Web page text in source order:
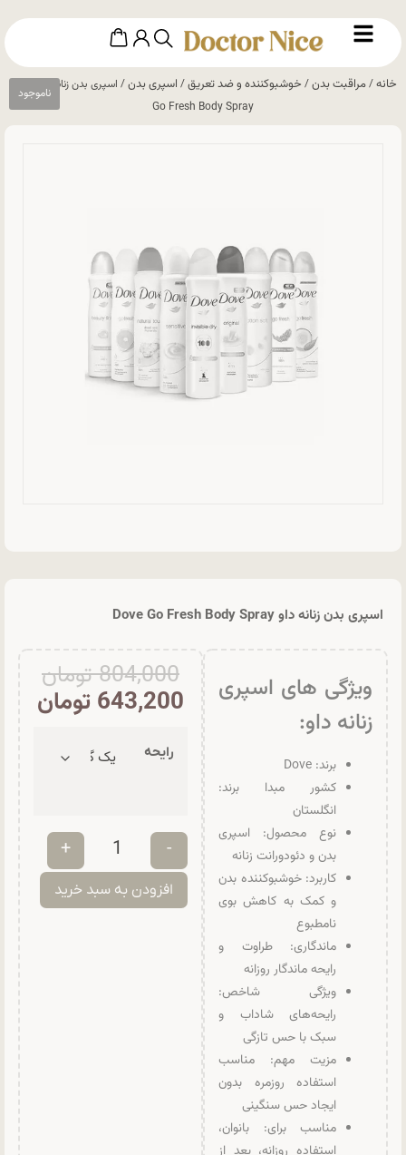
خانه/مراقبت بدن/ خوشبوکننده و ضد تعریق/ اسپری بدن
/ اسپری بدن زنانه داو Dove
Go Fresh Body Spray
اسپری بدن زنانه داو Dove Go Fresh Body Spray
ویژگی های اسپری
زنانه داو:
برند: Dove
کشور مبدا برند:
انگلستان
نوع محصول: اسپری
بدن و دئودورانت زنانه
کاربرد: خوشبوکننده بدن
و کمک به کاهش بوی
نامطبوع
ماندگاری: طراوت و
رایحه ماندگار روزانه
ویژگی شاخص:
رایحه‌های شاداب و
سبک با حس تازگی
مزیت مهم: مناسب
استفاده روزمره بدون
ایجاد حس سنگینی
مناسب برای: بانوان،
804,000تومان
643,200 تومان
رایحه
-
+
افزودن به سبد خرید